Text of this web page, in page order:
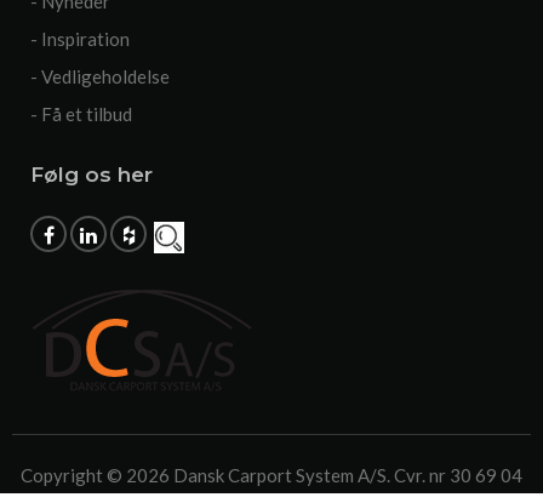
- Inspiration
- Vedligeholdelse
- Få et tilbud
Følg os her
Copyright © 2026 Dansk Carport System A/S. Cvr. nr 30 69 04